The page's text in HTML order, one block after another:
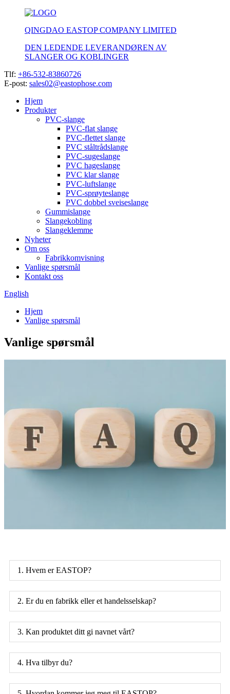
QINGDAO EASTOP COMPANY LIMITED
DEN LEDENDE LEVERANDØREN AV
SLANGER OG KOBLINGER
Tlf: +86-532-83860726
E-post: sales02@eastophose.com
Hjem
Produkter
PVC-slange
PVC-flat slange
PVC-flettet slange
PVC ståltrådslange
PVC-sugeslange
PVC hageslange
PVC klar slange
PVC-luftslange
PVC-sprøyteslange
PVC dobbel sveiseslange
Gummislange
Slangekobling
Slangeklemme
Nyheter
Om oss
Fabrikkomvisning
Vanlige spørsmål
Kontakt oss
English
Hjem
Vanlige spørsmål
Vanlige spørsmål
1. Hvem er EASTOP?
2. Er du en fabrikk eller et handelsselskap?
3. Kan produktet ditt gi navnet vårt?
4. Hva tilbyr du?